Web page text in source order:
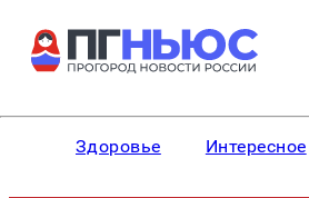
Здоровье Интересное